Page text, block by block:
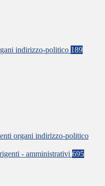
indirizzo-politico 189
organi indirizzo-politico
- amministrativi 695